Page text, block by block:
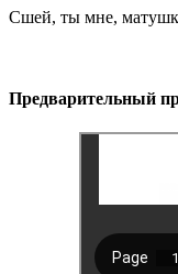
Сшей, ты мне,
Предварительный